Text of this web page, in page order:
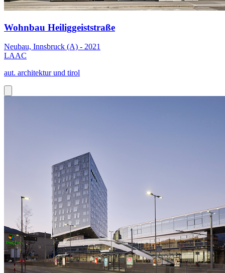
Wohnbau Heiliggeiststraße
Neubau, Innsbruck (A) - 2021
LAAC
aut. architektur und tirol